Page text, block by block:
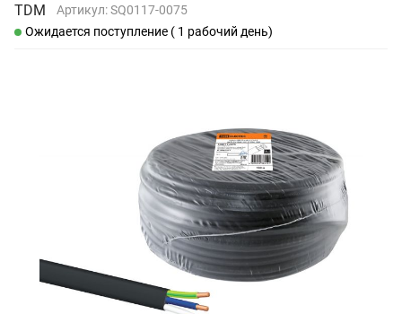
TDM Артикул:SQ0117-0075
Ожидается поступление ( 1 рабочий день)